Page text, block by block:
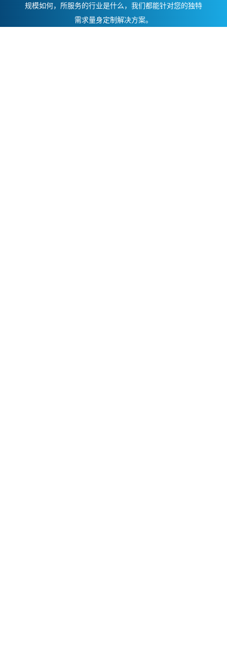
规模如何，所服务的行业是什么，我们都能针对您的独特
需求量身定制解决方案。